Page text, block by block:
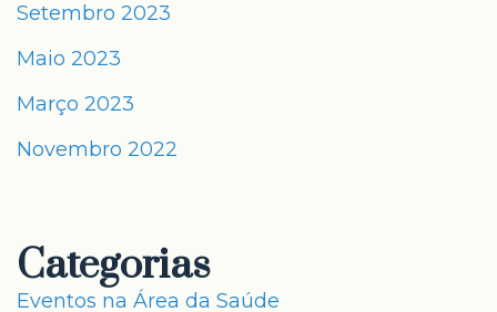
Setembro 2023
Maio 2023
Março 2023
Novembro 2022
Categorias
Eventos na Área da Saúde